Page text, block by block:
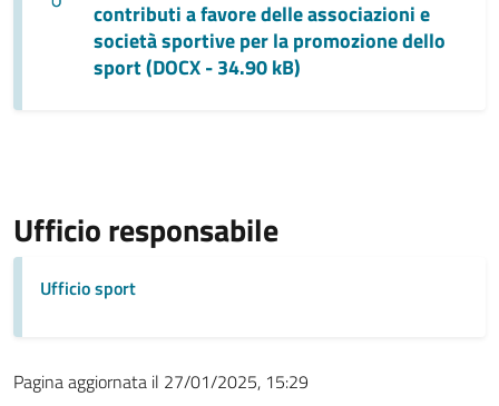
contributi a favore delle associazioni e
società sportive per la promozione dello
sport (DOCX - 34.90 kB)
Ufficio responsabile
Ufficio sport
Pagina aggiornata il 27/01/2025, 15:29